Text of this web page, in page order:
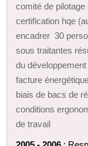
comité de
certification hqe
encadrer 30
sous traitantes
du
facture
biais de bacs de
conditions
de travail